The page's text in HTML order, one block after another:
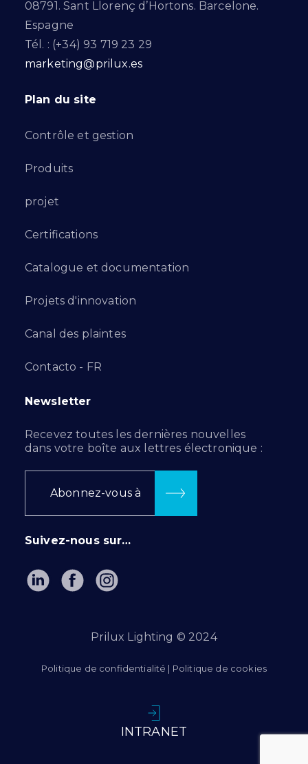
08791. Sant Llorenç d’Hortons. Barcelone.
Espagne
Tél. : (+34) 93 719 23 29
marketing@prilux.es
Plan du site
Contrôle et gestion
Produits
projet
Certifications
Catalogue et documentation
Projets d'innovation
Canal des plaintes
Contacto - FR
Newsletter
Recevez toutes les dernières nouvelles
dans votre boîte aux lettres électronique :
Abonnez-vous à
Suivez-nous sur…
Prilux Lighting © 2024
Politique de confidentialité | Politique de cookies
INTRANET